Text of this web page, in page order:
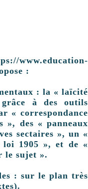
:
: la « laïcité
à des outils
« correspondance
», des « panneaux
sectaires », un «
loi 1905 », et de «
le sujet ».
: sur le plan très